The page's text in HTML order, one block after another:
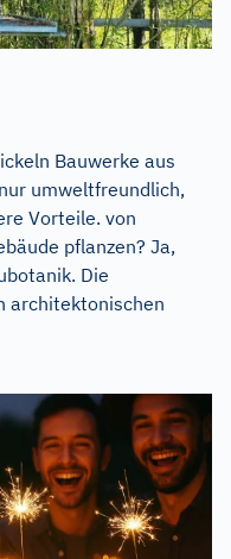
Bauwerke aus
umweltfreundlich,
Vorteile. von
pflanzen? Ja,
Die
architektonischen